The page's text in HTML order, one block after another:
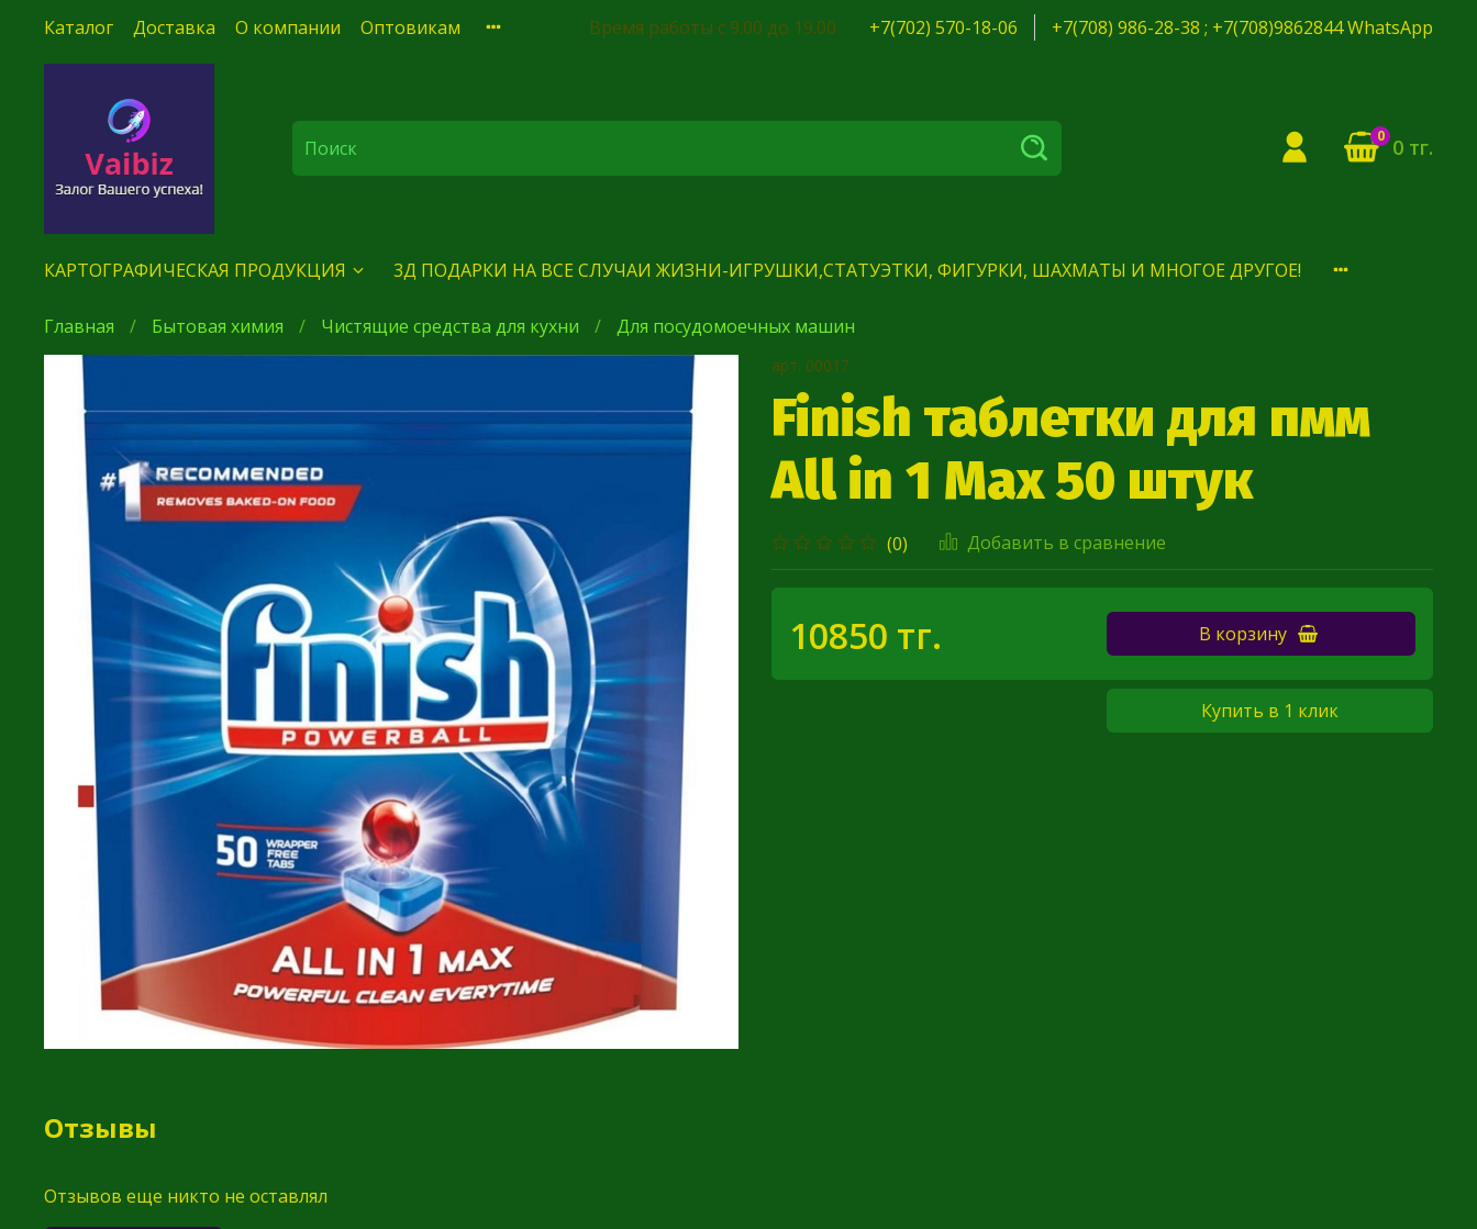
Каталог Доставка О компании Оптовикам Время работы с 9.00 до 19.00 +7(702) 570-18-06 +7(708) 986-28-38 ; +7(708)9862844 WhatsApp
0 0 тг.
КАРТОГРАФИЧЕСКАЯ ПРОДУКЦИЯ 3Д ПОДАРКИ НА ВСЕ СЛУЧАИ ЖИЗНИ-ИГРУШКИ,СТАТУЭТКИ, ФИГУРКИ, ШАХМАТЫ И МНОГОЕ ДРУГОЕ!
Главная Бытовая химия Чистящие средства для кухни Для посудомоечных машин
арт. 00017
Finish таблетки для пмм
All in 1 Max 50 штук
(0) Добавить в сравнение
10850 тг. В корзину
Купить в 1 клик
Отзывы
Отзывов еще никто не оставлял